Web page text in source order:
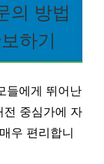
의 방법
하기
들에게 뛰어난
전 중심가에 자
우 편리합니